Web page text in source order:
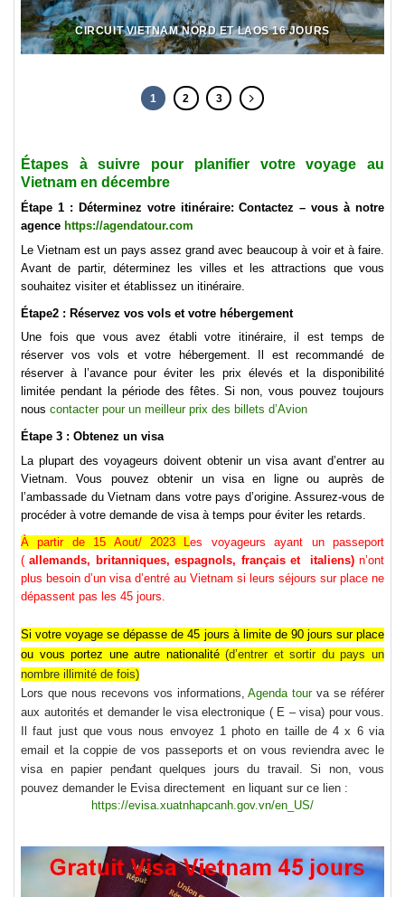
CIRCUIT VIETNAM NORD ET LAOS 16 JOURS
1 2 3
Étapes à suivre pour planifier votre voyage au
Vietnam en décembre
Étape 1 : Déterminez votre itinéraire: Contactez – vous à notre
agence https://agendatour.com
Le Vietnam est un pays assez grand avec beaucoup à voir et à faire.
Avant de partir, déterminez les villes et les attractions que vous
souhaitez visiter et établissez un itinéraire.
Étape2 : Réservez vos vols et votre hébergement
Une fois que vous avez établi votre itinéraire, il est temps de
réserver vos vols et votre hébergement. Il est recommandé de
réserver à l’avance pour éviter les prix élevés et la disponibilité
limitée pendant la période des fêtes. Si non, vous pouvez toujours
nous contacter pour un meilleur prix des billets d’Avion
Étape 3 : Obtenez un visa
La plupart des voyageurs doivent obtenir un visa avant d’entrer au
Vietnam. Vous pouvez obtenir un visa en ligne ou auprès de
l’ambassade du Vietnam dans votre pays d’origine. Assurez-vous de
procéder à votre demande de visa à temps pour éviter les retards.
À partir de 15 Aout/ 2023 Les voyageurs ayant un passeport
(allemands, britanniques, espagnols, français et italiens)n’ont
plus besoin d’un visa d’entré au Vietnam si leurs séjours sur place ne
dépassent pas les 45 jours.
Sivotre voyage se dépasse de 45 jours à limite de 90 jours sur place
ou vous portez une autre nationalité(d’entrer et sortir du pays un
nombre illimité de fois)
Lors que nous recevons vos informations,Agenda tourva se référer
aux autorités et demander le visa electronique ( E – visa) pour vous.
Il faut just que vous nous envoyez 1 photo en taille de 4 x 6 via
email et la coppie de vos passeports et on vous reviendra avec le
visa en papier penđant quelques jours du travail. Si non, vous
pouvez demander le Evisa directement en liquant sur ce lien :
https://evisa.xuatnhapcanh.gov.vn/en_US/